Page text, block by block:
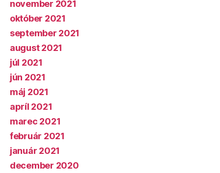
november 2021
október 2021
september 2021
august 2021
júl 2021
jún 2021
máj 2021
apríl 2021
marec 2021
február 2021
január 2021
december 2020